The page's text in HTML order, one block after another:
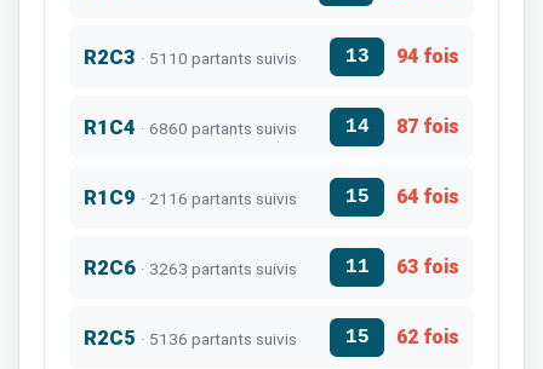
R2C3 · 5110 partants suivis 13 94 fois
R1C4 · 6860 partants suivis 14 87 fois
R1C9 · 2116 partants suivis 15 64 fois
R2C6 · 3263 partants suivis 11 63 fois
R2C5 · 5136 partants suivis 15 62 fois